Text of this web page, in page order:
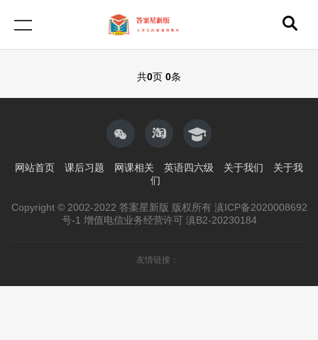
共0页 0条
网站首页 课后习题 网课相关 英语四六级 关于我们
关于我
们
Copyright © 2002-2022 答案星新版 版权所有 滇ICP备2020008692
号-1 增值电信业务经营许可 滇B2-20230184
友情链接：